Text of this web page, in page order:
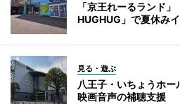
「京王れーるランド
HUGHUG」で夏休み
見る・遊ぶ
八王子・いちょうホ
映画音声の補聴支援